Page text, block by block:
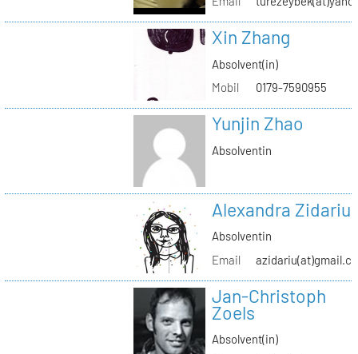
Xin Zhang
Absolvent(in)
Mobil
0179-7590955
Yunjin Zhao
Absolventin
Alexandra Zidariu
Absolventin
Email
Jan-Christoph
Zoels
Absolvent(in)